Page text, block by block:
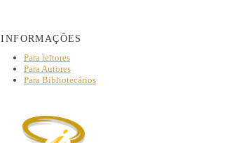
INFORMAÇÕES
Para leitores
Para Autores
Para Bibliotecários